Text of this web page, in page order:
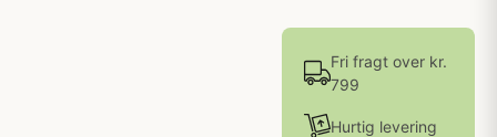
Fri fragt over kr.
799
Hurtig levering